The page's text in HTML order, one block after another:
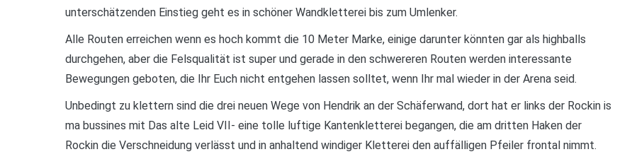
unterschätzenden Einstieg geht es in schöner Wandkletterei bis zum Umlenker.
Alle Routen erreichen wenn es hoch kommt die 10 Meter Marke, einige darunter könnten gar als highballs
durchgehen, aber die Felsqualität ist super und gerade in den schwereren Routen werden interessante
Bewegungen geboten, die Ihr Euch nicht entgehen lassen solltet, wenn Ihr mal wieder in der Arena seid.
Unbedingt zu klettern sind die drei neuen Wege von Hendrik an der Schäferwand, dort hat er links der Rockin is
ma bussines mit Das alte Leid VII- eine tolle luftige Kantenkletterei begangen, die am dritten Haken der
Rockin die Verschneidung verlässt und in anhaltend windiger Kletterei den auffälligen Pfeiler frontal nimmt.